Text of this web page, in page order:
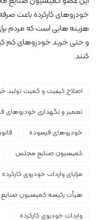
خودروهای کارکرده باعث
هزینه هایی است که مردم
و حتی خرید خودروهای کم
کنند.
اصلاح کیفیت و کمیت تولید
تعمیر و نگهداری خودروهای
خودروهای فرسوده
کمیسیون صنایع مجلس
مزایای واردات خودروی کارکرده
هیأت رئیسه کمیسیون
واردات خودروی کارکرده